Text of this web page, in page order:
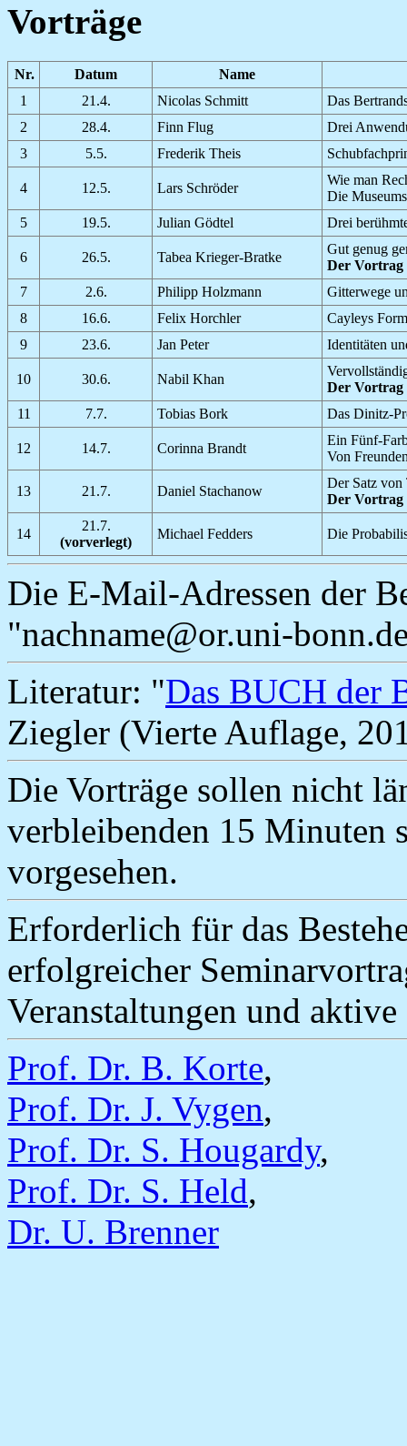
Vorträge
Nr. Datum
Name
1
21.4. Nicolas Schmitt
Das
2
28.4. Finn Flug
Drei
3
5.5. Frederik Theis
4 12.5. Lars Schröder
Wie man
Die
5
19.5. Julian Gödtel Drei
6 26.5. Tabea Krieger-Bratke
Gut genug
Der Vortrag
7
2.6. Philipp Holzmann
Gitterwege
8
16.6. Felix Horchler
Cayleys
9
23.6. Jan Peter Identitäten
10 30.6. Nabil Khan
Der Vortrag
11
7.7. Tobias Bork Das Dinitz-
12 14.7. Corinna Brandt
Ein Fünf-
Von
13 21.7. Daniel Stachanow
Der Satz von
Der Vortrag
14
21.7.
(vorverlegt)
Michael Fedders Die
Die E-Mail-Adressen der
"nachname@or.uni-
Literatur: "Das BUCH der
Ziegler (Vierte Auflage,
Die Vorträge sollen nicht
verbleibenden 15 Minuten
vorgesehen.
Erforderlich für das
erfolgreicher
Veranstaltungen und
Prof. Dr. B. Korte,
Prof. Dr. J. Vygen,
Prof. Dr. S. Hougardy,
Prof. Dr. S. Held,
Dr. U. Brenner